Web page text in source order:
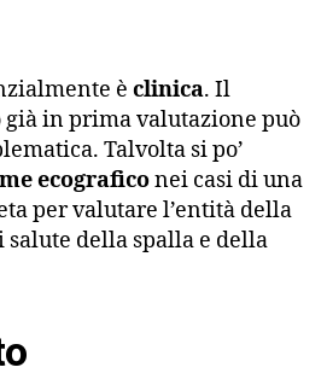
è clinica. Il
in prima valutazione può
Talvolta si po’
ecograficonei casi di una
per valutare l’entità della
salute della spalla e della